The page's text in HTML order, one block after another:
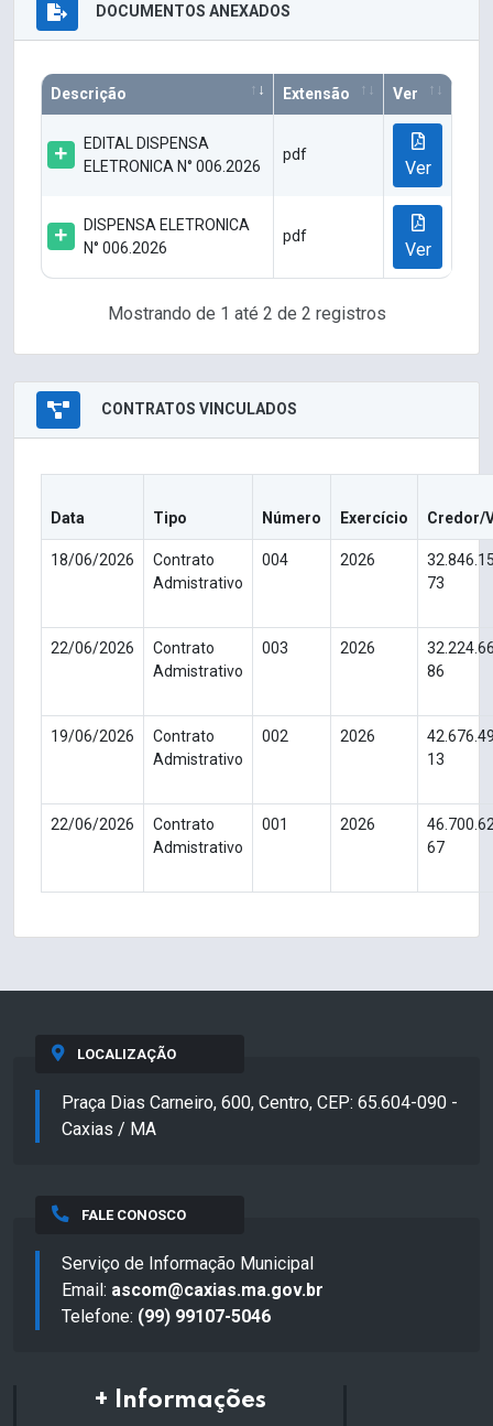
DOCUMENTOS ANEXADOS
Descrição Extensão Ver
EDITAL DISPENSA
ELETRONICA N° 006.2026
pdf
Ver
DISPENSA ELETRONICA
N° 006.2026
pdf
Ver
Mostrando de 1 até 2 de 2 registros
CONTRATOS VINCULADOS
Data Tipo Número Exercício Credor/
18/06/2026
Contrato
Admistrativo
004 2026
73
22/06/2026
Contrato
Admistrativo
003 2026
86
19/06/2026
Contrato
Admistrativo
002 2026
13
22/06/2026
Contrato
Admistrativo
001 2026
67
LOCALIZAÇÃO
Praça Dias Carneiro, 600, Centro, CEP: 65.604-090 -
Caxias / MA
FALE CONOSCO
Serviço de Informação Municipal
Email: ascom@caxias.ma.gov.br
Telefone: (99) 99107-5046
+ Informações